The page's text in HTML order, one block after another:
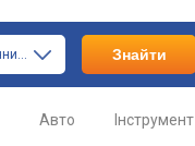
тільки наручні годинники Знайти
Авто Інструмент